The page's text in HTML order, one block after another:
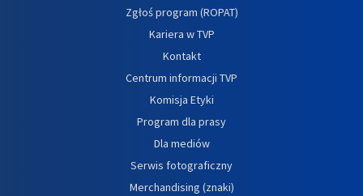
Zgłoś program (ROPAT)
Kariera w TVP
Kontakt
Centrum informacji TVP
Komisja Etyki
Program dla prasy
Dla mediów
Serwis fotograficzny
Merchandising (znaki)